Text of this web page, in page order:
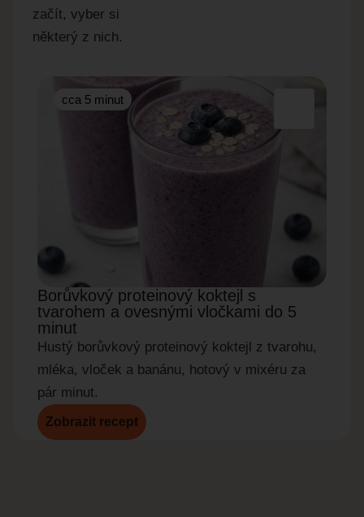
začít, vyber si
některý z nich.
cca 5 minut
Borůvkový proteinový koktejl s
tvarohem a ovesnými vločkami do 5
minut
Hustý borůvkový proteinový koktejl z tvarohu,
mléka, vloček a banánu, hotový v mixéru za
pár minut.
Zobrazit recept